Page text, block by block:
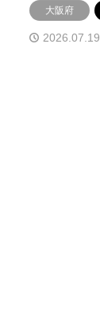
大阪府
2026.07.19